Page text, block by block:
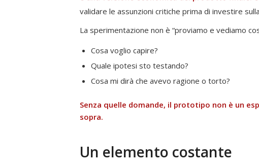
validare le assunzioni critiche prima di investire
La sperimentazione non è “proviamo e vediamo
Cosa voglio capire?
Quale ipotesi sto testando?
Cosa mi dirà che avevo ragione o torto?
Senza quelle domande, il prototipo non è un
sopra.
Un elemento costante